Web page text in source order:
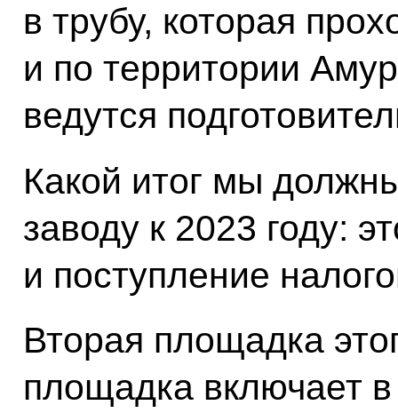
в трубу, которая
и по территории
ведутся
Какой итог мы
заводу к 2023 году:
и поступление
Вторая площадка
площадка включает